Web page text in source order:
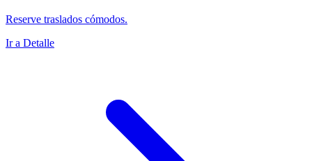
Reserve traslados cómodos.
Ir a Detalle